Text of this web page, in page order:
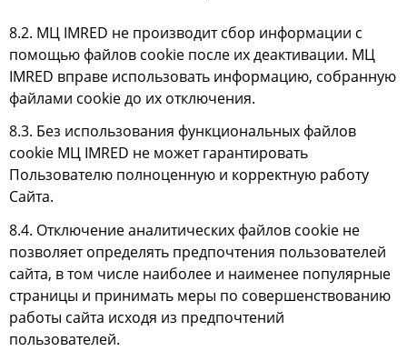
8.2. МЦ IMRED не производит сбор информации с
помощью файлов cookie после их деактивации. МЦ
IMRED вправе использовать информацию, собранную
файлами cookie до их отключения.
8.3. Без использования функциональных файлов
cookie МЦ IMRED не может гарантировать
Пользователю полноценную и корректную работу
Сайта.
8.4. Отключение аналитических файлов cookie не
позволяет определять предпочтения пользователей
сайта, в том числе наиболее и наименее популярные
страницы и принимать меры по совершенствованию
работы сайта исходя из предпочтений
пользователей.